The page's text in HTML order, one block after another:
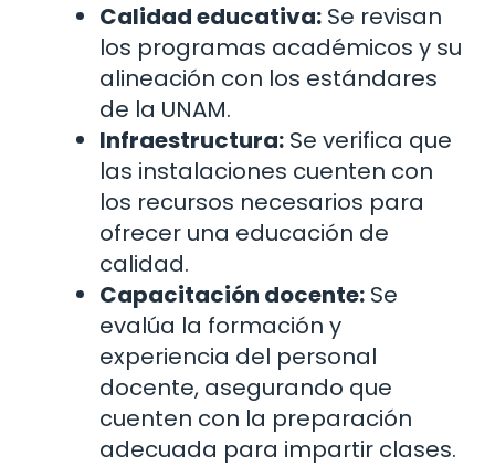
Calidad educativa: Se revisan
los programas académicos y su
alineación con los estándares
de la UNAM.
Infraestructura: Se verifica que
las instalaciones cuenten con
los recursos necesarios para
ofrecer una educación de
calidad.
Capacitación docente: Se
evalúa la formación y
experiencia del personal
docente, asegurando que
cuenten con la preparación
adecuada para impartir clases.